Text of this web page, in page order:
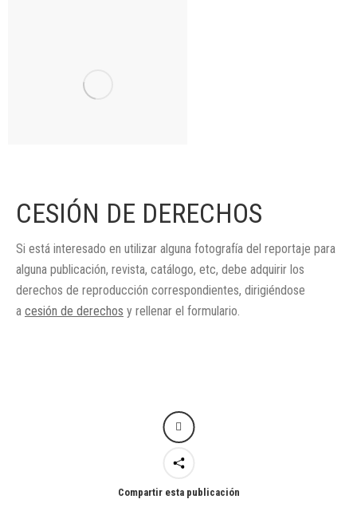
CESIÓN DE DERECHOS
Si está interesado en utilizar alguna fotografía del reportaje para
alguna publicación, revista, catálogo, etc, debe adquirir los
derechos de reproducción correspondientes, dirigiéndose
a cesión de derechos y rellenar el formulario.
Compartir esta publicación